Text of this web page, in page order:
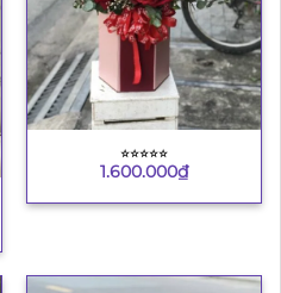
⭐︎⭐︎⭐︎⭐︎⭐︎
1.600.000₫